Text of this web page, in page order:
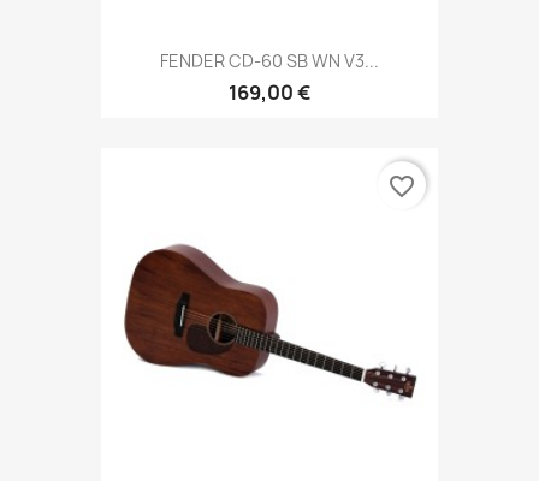
FENDER CD-60 SB WN V3...
169,00 €
favorite_border